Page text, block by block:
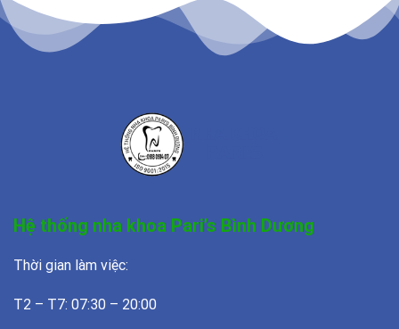
Hệ thống nha khoa Pari’s Bình Dương
Thời gian làm việc:
T2 – T7: 07:30 – 20:00